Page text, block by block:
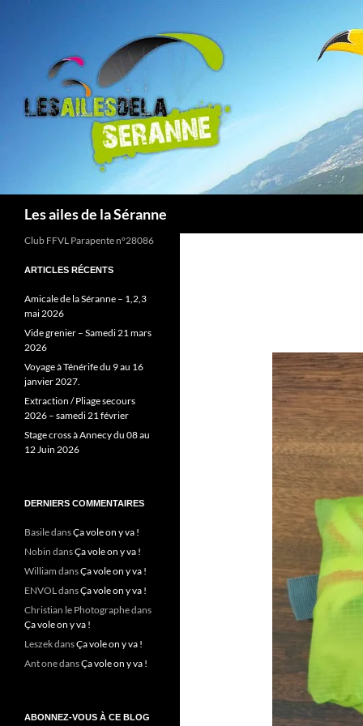
Les ailes de la Séranne
Club FFVL Parapente n°28086
ARTICLES RÉCENTS
Amicale de la Séranne – 1,2,3
mai 2026
Vide grenier – Samedi 21 mars
2026
Voyage à Ténérife du 9 au 16
janvier 2027.
Extraction / Pliage secours
2026 – samedi 21 février
Stage cross à Annecy du 08 au
12 Juin 2026
DERNIERS COMMENTAIRES
BasiledansÇa vole on y va !
Nobin dansÇa vole on y va !
William dansÇa vole on y va !
ENVOLdansÇa vole on y va !
Christian le Photographedans
Ça vole on y va !
LeszekdansÇa vole on y va !
Ant onedansÇa vole on y va !
ABONNEZ-VOUS À CE BLOG